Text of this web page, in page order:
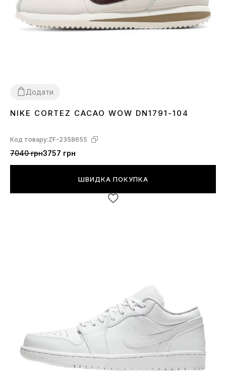
Додати
3637 383940 41424344
NIKE CORTEZ CACAO WOW DN1791-104
Код товару:ZF-2358655
7040 грн3757 грн
ШВИДКА ПОКУПКА